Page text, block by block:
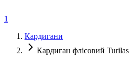
1
Кардигани
Кардиган флісовий Turilas